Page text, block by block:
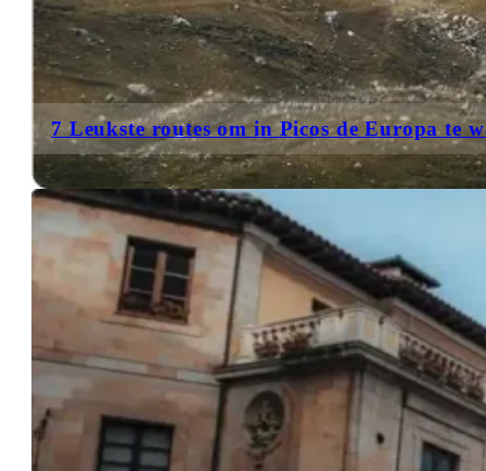
7 Leukste routes om in Picos de Europa te